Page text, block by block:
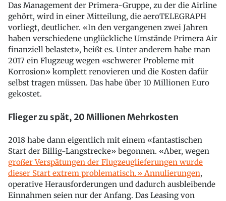
Das Management der Primera-Gruppe, zu der die Airline
gehört, wird in einer Mitteilung, die aeroTELEGRAPH
vorliegt, deutlicher. «In den vergangenen zwei Jahren
haben verschiedene unglückliche Umstände Primera Air
finanziell belastet», heißt es. Unter anderem habe man
2017 ein Flugzeug wegen «schwerer Probleme mit
Korrosion» komplett renovieren und die Kosten dafür
selbst tragen müssen. Das habe über 10 Millionen Euro
gekostet.
Flieger zu spät, 20 Millionen Mehrkosten
2018 habe dann eigentlich mit einem «fantastischen
Start der Billig-Langstrecke» begonnen. «Aber, wegen
großer Verspätungen der Flugzeuglieferungen wurde
dieser Start extrem problematisch.» Annulierungen,
operative Herausforderungen und dadurch ausbleibende
Einnahmen seien nur der Anfang. Das Leasing von